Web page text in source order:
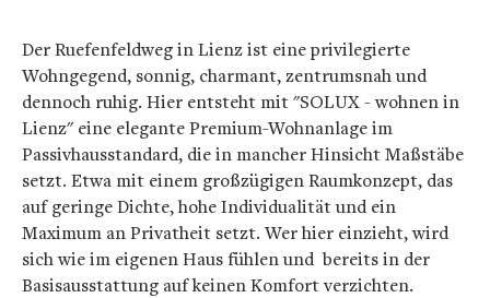
Der Ruefenfeldweg in Lienz ist eine privilegierte
Wohngegend, sonnig, charmant, zentrumsnah und
dennoch ruhig. Hier entsteht mit "SOLUX - wohnen in
Lienz" eine elegante Premium-Wohnanlage im
Passivhausstandard, die in mancher Hinsicht Maßstäbe
setzt. Etwa mit einem großzügigen Raumkonzept, das
auf geringe Dichte, hohe Individualität und ein
Maximum an Privatheit setzt. Wer hier einzieht, wird
sich wie im eigenen Haus fühlen und bereits in der
Basisausstattung auf keinen Komfort verzichten.